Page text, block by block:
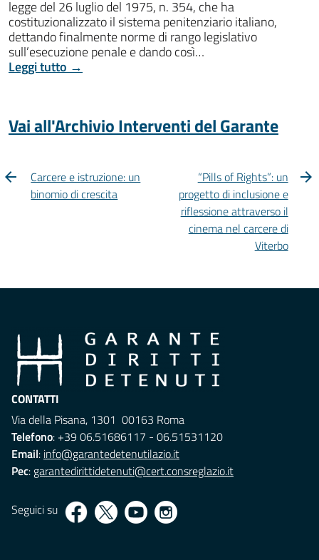
legge del 26 luglio del 1975, n. 354, che ha
costituzionalizzato il sistema penitenziario italiano,
dettando finalmente norme di rango legislativo
sull’esecuzione penale e dando così…
Leggi tutto →
Vai all'Archivio Interventi del Garante
Carcere e istruzione: un
binomio di crescita
“Pills of Rights”: un
progetto di inclusione e
riflessione attraverso il
cinema nel carcere di
Viterbo
CONTATTI
Via della Pisana, 1301 00163 Roma
Telefono: +39 06.51686117 - 06.51531120
Email: info@garantedetenutilazio.it
Pec: garantedirittidetenuti@cert.consreglazio.it
Seguici su